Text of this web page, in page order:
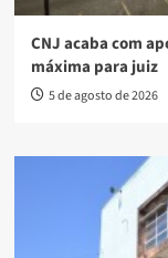
CNJ acaba com
máxima para juiz
5 de agosto de 2026